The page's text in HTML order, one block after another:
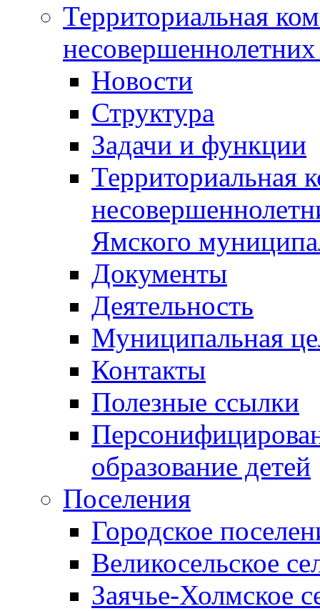
Территориальная
Новости
Структура
Задачи и функции
Территориальная
Ямского
Документы
Деятельность
Муниципальная
Контакты
Полезные ссылки
образование детей
Поселения
Городское
Великосельское
Заячье-Холмское